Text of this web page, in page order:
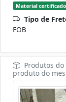
Material certificado
Tipo de
FOB
Produtos
produto do